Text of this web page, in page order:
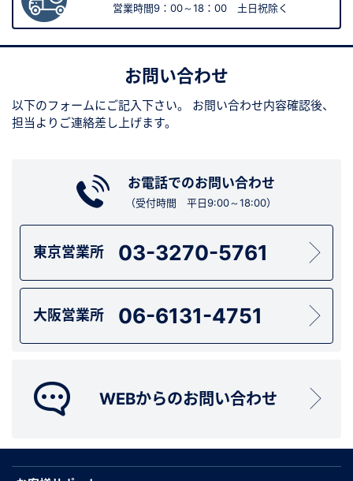
営業時間9：00～18：00 土日祝除く
お問い合わせ
以下のフォームにご記入下さい。
お問い合わせ内容確認後、
担当よりご連絡差し上げます。
お電話でのお問い合わせ
（受付時間 平日9:00～18:00）
東京営業所 03-3270-5761
大阪営業所 06-6131-4751
WEBからのお問い合わせ